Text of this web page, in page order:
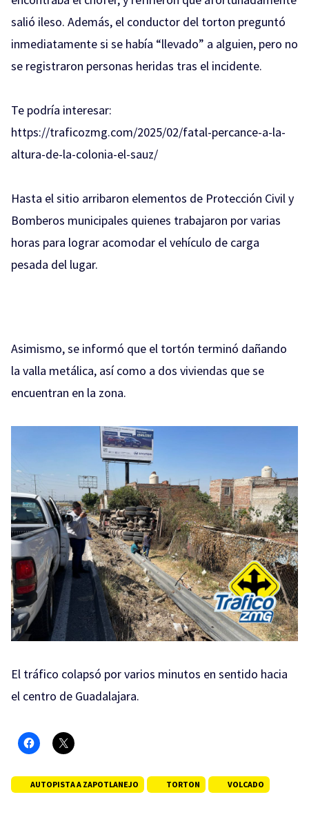
salió ileso. Además, el conductor del torton preguntó
inmediatamente si se había “llevado” a alguien, pero no
se registraron personas heridas tras el incidente.
Te podría interesar:
https://traficozmg.com/2025/02/fatal-percance-a-la-
altura-de-la-colonia-el-sauz/
Hasta el sitio arribaron elementos de Protección Civil y
Bomberos municipales quienes trabajaron por varias
horas para lograr acomodar el vehículo de carga
pesada del lugar.
Asimismo, se informó que el tortón terminó dañando
la valla metálica, así como a dos viviendas que se
encuentran en la zona.
El tráfico colapsó por varios minutos en sentido hacia
el centro de Guadalajara.
AUTOPISTA A ZAPOTLANEJO TORTON VOLCADO